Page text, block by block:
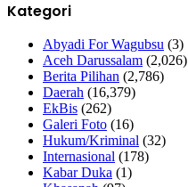
Kategori
Abyadi For Wagubsu (3)
Aceh Darussalam (2,026)
Berita Pilihan (2,786)
Daerah (16,379)
EkBis (262)
Galeri Foto (16)
Hukum/Kriminal (32)
Internasional (178)
Kabar Duka (1)